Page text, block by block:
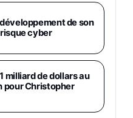
Go Bleu
Tiers)
Go Violet
Tiers)
Enfant - Bleu &
de son
cyber
milliard de dollars au
pour Christopher